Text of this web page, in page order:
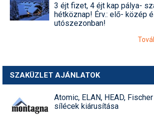
3 éjt fizet, 4 éjt kap pálya-
hétköznap! Érv.: elő- közép
utószezonban!
SZAKÜZLET AJÁNLATOK
Atomic, ELAN, HEAD,
sílécek kiárusítása